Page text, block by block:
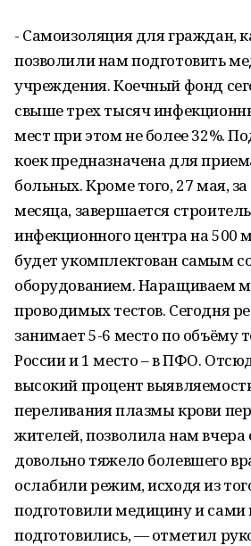
- Самоизоляция для граждан,
позволили нам подготовить
учреждения. Коечный фонд
свыше трех тысяч
мест при этом не более 32%.
коек предназначена для
больных. Кроме того, 27 мая,
месяца, завершается
инфекционного центра на 500
будет укомплектован самым
оборудованием. Наращиваем
проводимых тестов. Сегодня
занимает 5-6 место по объёму
России и 1 место – в ПФО.
высокий процент
переливания плазмы крови
жителей, позволила нам вчера
довольно тяжело болевшего
ослабили режим, исходя из
подготовили медицину и
подготовились, — отметил